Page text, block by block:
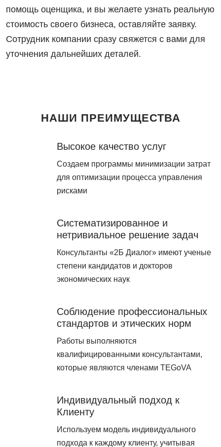
помощь оценщика, и вы желаете узнать реальную
стоимость своего бизнеса, оставляйте заявку.
Сотрудник компании сразу свяжется с вами для
уточнения дальнейших деталей.
НАШИ ПРЕИМУЩЕСТВА
Высокое качество услуг
Создаем программы минимизации затрат
для оптимизации процесса управления
рисками
Систематизированное и
нетривиальное решение задач
Консультанты «2Б Диалог» имеют ученые
степени кандидатов и докторов
экономических наук
Соблюдение профессиональных
стандартов и этических норм
Работы выполняются
квалифицированными консультантами,
которые являются членами TEGoVA
Индивидуальный подход к
Клиенту
Используем модель индивидуального
подхода к каждому клиенту, учитывая